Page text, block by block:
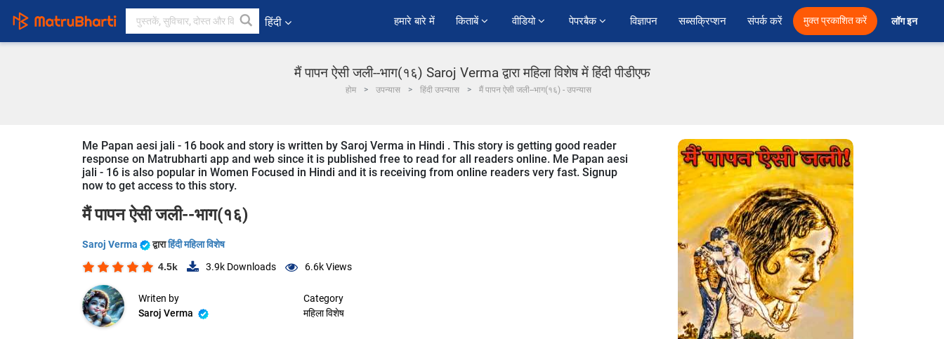
हिंदी हमारे बारे में किताबें वीडियो पेपरबैक विज्ञापन सब्सक्रिप्शन संपर्क करें मुक्त प्रकाशित करें लॉग इन
मैं पापन ऐसी जली--भाग(१६) Saroj Verma द्वारा महिला विशेष में हिंदी पीडीएफ
होम उपन्यास हिंदी उपन्यास मैं पापन ऐसी जली--भाग(१६) - उपन्यास
Me Papan aesi jali - 16 book and story is written by Saroj Verma in Hindi . This story is getting good reader
response on Matrubharti app and web since it is published free to read for all readers online. Me Papan aesi
jali - 16 is also popular in Women Focused in Hindi and it is receiving from online readers very fast. Signup
now to get access to this story.
मैं पापन ऐसी जली--भाग(१६)
Saroj Verma द्वाराहिंदी महिला विशेष
4.5k 3.9k Downloads 6.6kViews
Writen by
Saroj Verma
Category
महिला विशेष